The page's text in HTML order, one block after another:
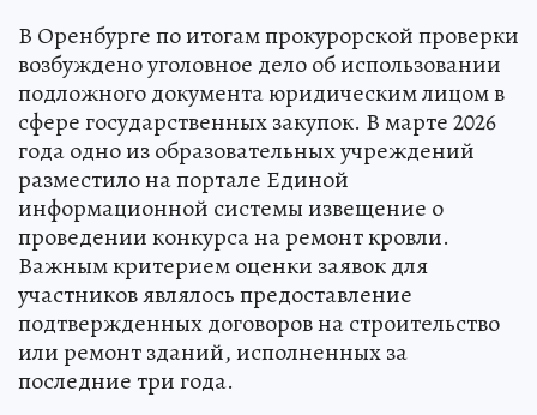
В Оренбурге по итогам прокурорской проверки
возбуждено уголовное дело об использовании
подложного документа юридическим лицом в
сфере государственных закупок. В марте 2026
года одно из образовательных учреждений
разместило на портале Единой
информационной системы извещение о
проведении конкурса на ремонт кровли.
Важным критерием оценки заявок для
участников являлось предоставление
подтвержденных договоров на строительство
или ремонт зданий, исполненных за
последние три года.